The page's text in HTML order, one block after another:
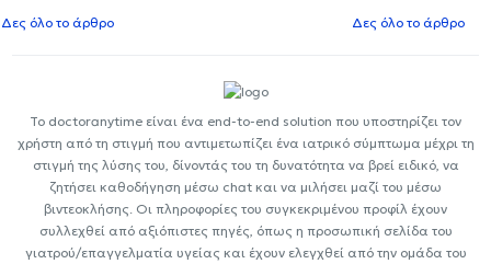
Δες όλο το άρθρο Δες όλο το άρθρο
Το doctoranytime είναι ένα end-to-end solution που υποστηρίζει τον
χρήστη από τη στιγμή που αντιμετωπίζει ένα ιατρικό σύμπτωμα μέχρι τη
στιγμή της λύσης του, δίνοντάς του τη δυνατότητα να βρεί ειδικό, να
ζητήσει καθοδήγηση μέσω chat και να μιλήσει μαζί του μέσω
βιντεοκλήσης. Οι πληροφορίες του συγκεκριμένου προφίλ έχουν
συλλεχθεί από αξιόπιστες πηγές, όπως η προσωπική σελίδα του
γιατρού/επαγγελματία υγείας και έχουν ελεγχθεί από την ομάδα του